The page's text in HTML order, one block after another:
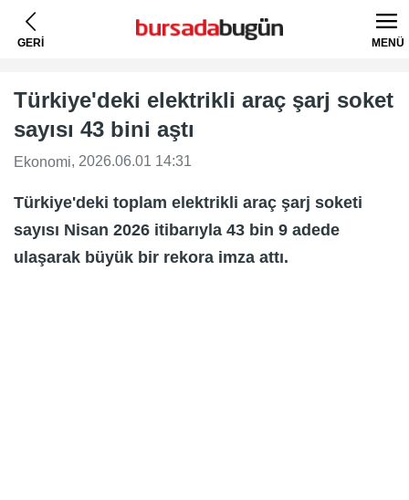
GERİ MENÜ
Türkiye'deki elektrikli araç şarj soket
sayısı 43 bini aştı
Ekonomi, 2026.06.01 14:31
Türkiye'deki toplam elektrikli araç şarj soketi
sayısı Nisan 2026 itibarıyla 43 bin 9 adede
ulaşarak büyük bir rekora imza attı.